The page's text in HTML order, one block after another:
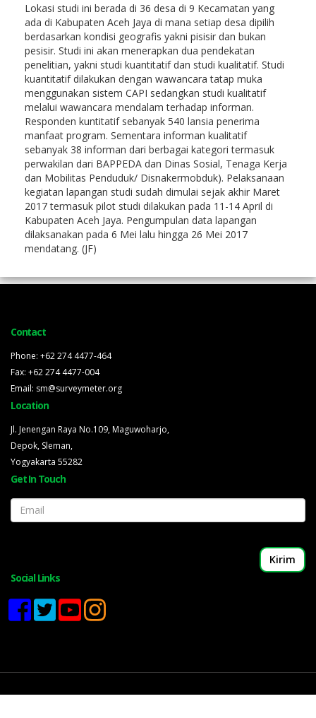
Lokasi studi ini berada di 36 desa di 9 Kecamatan yang
ada di Kabupaten Aceh Jaya di mana setiap desa dipilih
berdasarkan kondisi geografis yakni pisisir dan bukan
pesisir. Studi ini akan menerapkan dua pendekatan
penelitian, yakni studi kuantitatif dan studi kualitatif. Studi
kuantitatif dilakukan dengan wawancara tatap muka
menggunakan sistem CAPI sedangkan studi kualitatif
melalui wawancara mendalam terhadap informan.
Responden kuntitatif sebanyak 540 lansia penerima
manfaat program. Sementara informan kualitatif
sebanyak 38 informan dari berbagai kategori termasuk
perwakilan dari BAPPEDA dan Dinas Sosial, Tenaga Kerja
dan Mobilitas Penduduk/ Disnakermobduk). Pelaksanaan
kegiatan lapangan studi sudah dimulai sejak akhir Maret
2017 termasuk pilot studi dilakukan pada 11-14 April di
Kabupaten Aceh Jaya. Pengumpulan data lapangan
dilaksanakan pada 6 Mei lalu hingga 26 Mei 2017
mendatang. (JF)
Contact
Phone: +62 274 4477-464
Fax: +62 274 4477-004
Email: sm@surveymeter.org
Location
Jl. Jenengan Raya No.109, Maguwoharjo,
Depok, Sleman,
Yogyakarta 55282
Get In Touch
Email
Social Links